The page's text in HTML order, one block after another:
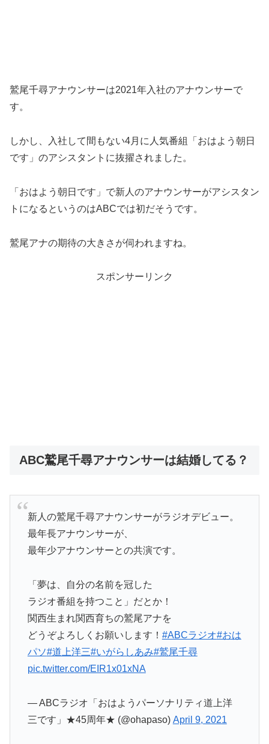
鷲尾千尋アナウンサーは2021年入社のアナウンサーで
す。
しかし、入社して間もない4月に人気番組「おはよう朝日
です」のアシスタントに抜擢されました。
「おはよう朝日です」で新人のアナウンサーがアシスタン
トになるというのはABCでは初だそうです。
鷲尾アナの期待の大きさが伺われますね。
スポンサーリンク
ABC鷲尾千尋アナウンサーは結婚してる？
新人の鷲尾千尋アナウンサーがラジオデビュー。
最年長アナウンサーが、
最年少アナウンサーとの共演です。
「夢は、自分の名前を冠した
ラジオ番組を持つこと」だとか！
関西生まれ関西育ちの鷲尾アナを
どうぞよろしくお願いします！ #ABCラジオ#おは
パソ#道上洋三#いがらしあみ#鷲尾千尋
pic.twitter.com/EIR1x01xNA
— ABCラジオ「おはようパーソナリティ道上洋
三です」★45周年★ (@ohapaso) April 9, 2021